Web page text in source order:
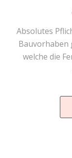
Absolutes
Bauvorhaben
welche die